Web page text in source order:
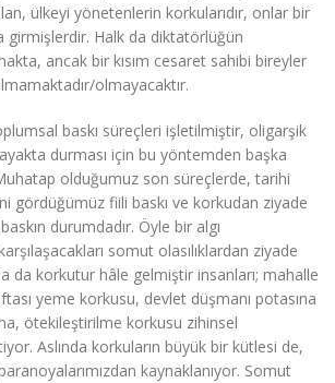
ülkeyi yönetenlerin korkularıdır, onlar bir
girmişlerdir. Halk da diktatörlüğün
ancak bir kısım cesaret sahibi bireyler
olmayacaktır.
baskı süreçleri işletilmiştir, oligarşik
ayakta durması için bu yöntemden başka
olduğumuz son süreçlerde, tarihi
gördüğümüz fiili baskı ve korkudan ziyade
durumdadır. Öyle bir algı
somut olasılıklardan ziyade
da korkutur hâle gelmiştir insanları; mahalle
yeme korkusu, devlet düşmanı potasına
ötekileştirilme korkusu zihinsel
Aslında korkuların büyük bir kütlesi de,
kaynaklanıyor. Somut